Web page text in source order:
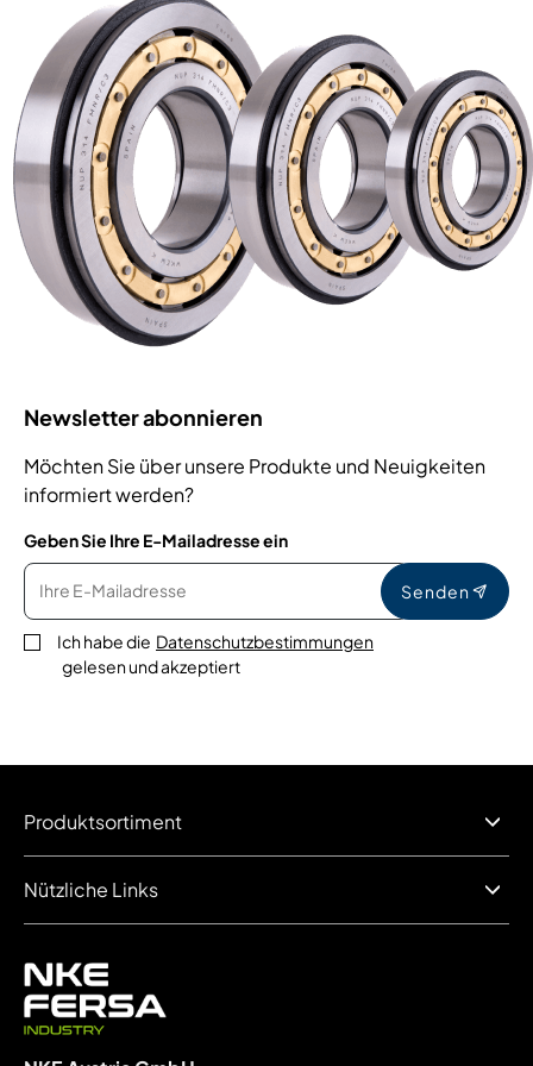
Newsletter abonnieren
Möchten Sie über unsere Produkte und Neuigkeiten
informiert werden?
Geben Sie Ihre E-Mailadresse ein
Senden
Ich habe die Datenschutzbestimmungen
gelesen und akzeptiert
Produktsortiment
Nützliche Links